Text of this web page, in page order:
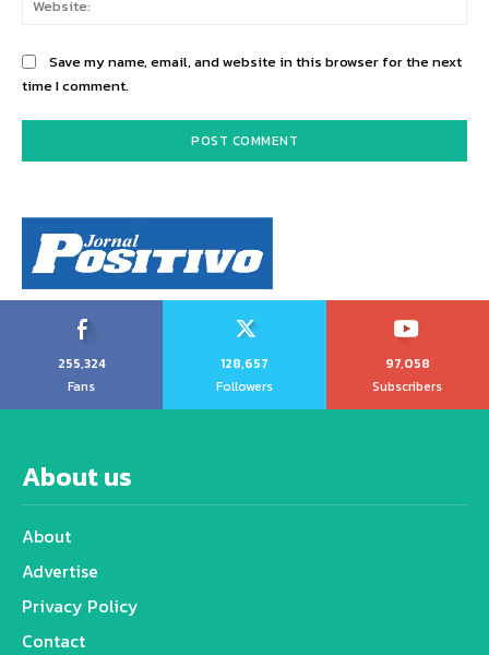
Save my name, email, and website in this browser for the next
time I comment.
255,324
Fans
128,657
Followers
97,058
Subscribers
About us
About
Advertise
Privacy Policy
Contact